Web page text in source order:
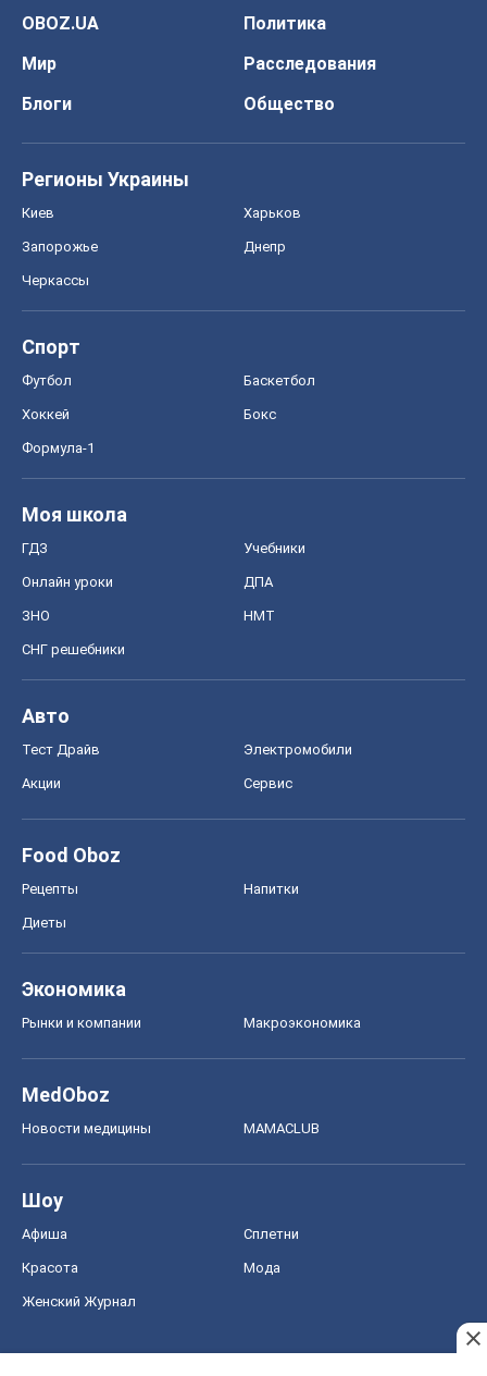
OBOZ.UA
Политика
Мир
Расследования
Блоги
Общество
Регионы Украины
Киев Харьков
Запорожье Днепр
Черкассы
Спорт
Футбол Баскетбол
Хоккей Бокс
Формула-1
Моя школа
ГДЗ Учебники
Онлайн уроки ДПА
ЗНО НМТ
СНГ решебники
Авто
Тест Драйв Электромобили
Акции Сервис
Food Oboz
Рецепты Напитки
Диеты
Экономика
Рынки и компании Mакроэкономика
MedOboz
Новости медицины MAMACLUB
Шоу
Афиша Сплетни
Красота Мода
Женский Журнал